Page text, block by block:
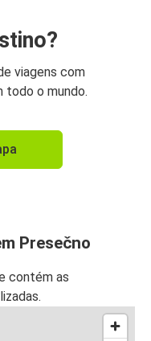
viagens com
todo o mundo.
Presečno
contém as